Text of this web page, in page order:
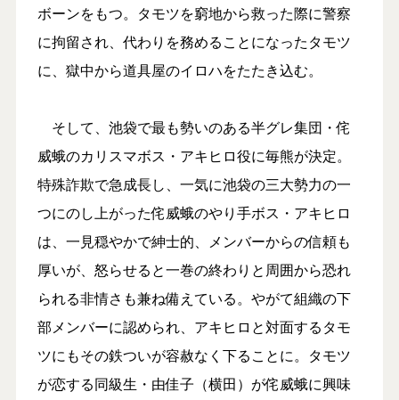
ボーンをもつ。タモツを窮地から救った際に警察
に拘留され、代わりを務めることになったタモツ
に、獄中から道具屋のイロハをたたき込む。
そして、池袋で最も勢いのある半グレ集団・侘
威蛾のカリスマボス・アキヒロ役に毎熊が決定。
特殊詐欺で急成長し、一気に池袋の三大勢力の一
つにのし上がった侘威蛾のやり手ボス・アキヒロ
は、一見穏やかで紳士的、メンバーからの信頼も
厚いが、怒らせると一巻の終わりと周囲から恐れ
られる非情さも兼ね備えている。やがて組織の下
部メンバーに認められ、アキヒロと対面するタモ
ツにもその鉄ついが容赦なく下ることに。タモツ
が恋する同級生・由佳子（横田）が侘威蛾に興味